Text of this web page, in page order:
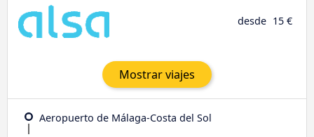
desde 15 €
Mostrar viajes
Aeropuerto de Málaga-Costa del Sol